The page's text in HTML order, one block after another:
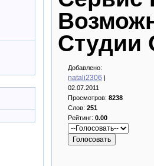
Студии
Добавлено:
natali2306 |
02.07.2011
Просмотров: 8238
Слов: 251
Рейтинг: 0.00